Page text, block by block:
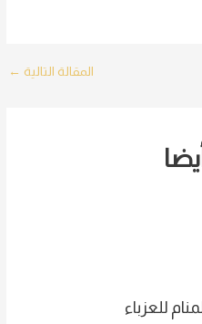
المقالة التالية ←
للعزباء